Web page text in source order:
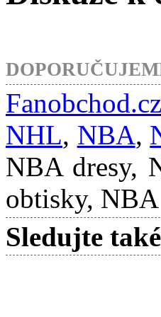
Fanobchod.cz
NHL, NBA,
NBA dresy,
obtisky,
Sledujte